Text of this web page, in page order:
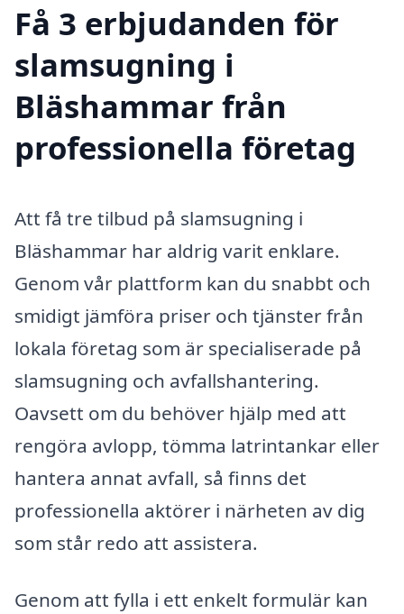
Få 3 erbjudanden för
slamsugning i
Bläshammar från
professionella företag
Att få tre tilbud på slamsugning i
Bläshammar har aldrig varit enklare.
Genom vår plattform kan du snabbt och
smidigt jämföra priser och tjänster från
lokala företag som är specialiserade på
slamsugning och avfallshantering.
Oavsett om du behöver hjälp med att
rengöra avlopp, tömma latrintankar eller
hantera annat avfall, så finns det
professionella aktörer i närheten av dig
som står redo att assistera.
Genom att fylla i ett enkelt formulär kan